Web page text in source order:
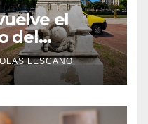
el
del
del
LESCANO